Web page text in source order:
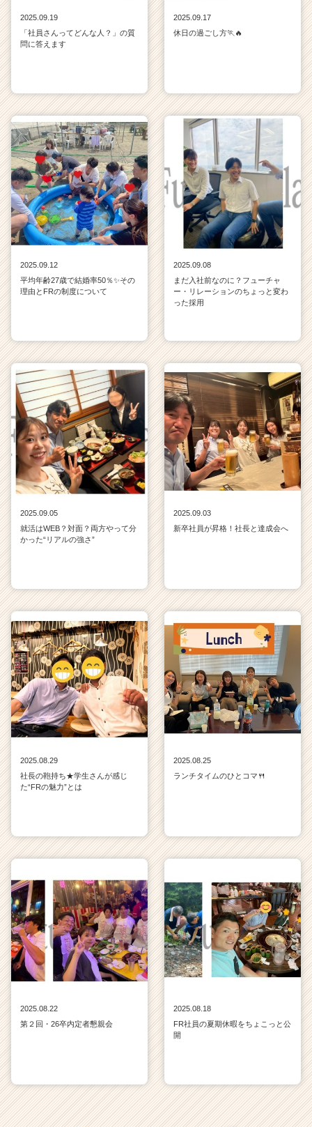
2025.09.19
「社員さんってどんな人？」の質
問に答えます
2025.09.17
休日の過ごし方🏃🔥
2025.09.12
平均年齢27歳で結婚率50％✨その
理由とFRの制度について
2025.09.08
まだ入社前なのに？フューチャ
ー・リレーションのちょっと変わ
った採用
2025.09.05
就活はWEB？対面？両方やって分
かった“リアルの強さ”
2025.09.03
新卒社員が昇格！社長と達成会へ
2025.08.29
社長の鞄持ち★学生さんが感じ
た“FRの魅力”とは
2025.08.25
ランチタイムのひとコマ🍴
2025.08.22
第２回・26卒内定者懇親会
2025.08.18
FR社員の夏期休暇をちょこっと公
開